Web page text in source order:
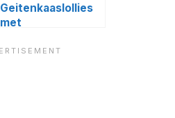
Geitenkaaslollies
met